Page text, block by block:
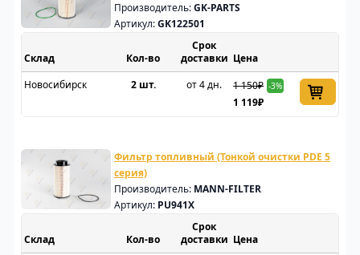
Производитель:GK-PARTS
Артикул:GK122501
Склад
Срок
доставки Цена
Новосибирск
2 шт. от 4 дн. 1 150₽ -3%
1 119₽
Фильтр топливный (Тонкой очистки PDE 5
серия)
Производитель: MANN-FILTER
Артикул: PU941X
Склад
Срок
доставки Цена